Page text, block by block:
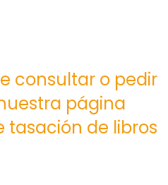
consultar o pedir
página
tasación de libros